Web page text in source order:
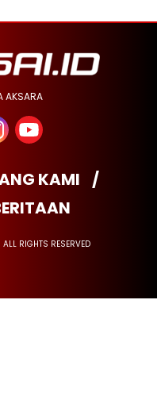
AKSARA
KAMI
RIGHTS RESERVED